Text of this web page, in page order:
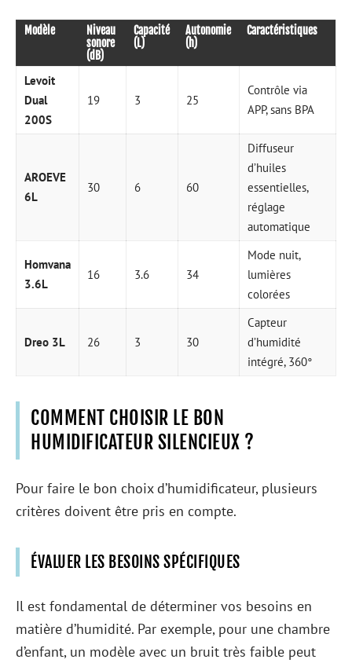
Modèle
Niveau
sonore
(dB)
Capacité
(L)
Autonomie
(h)
Caractéristiques
Levoit
Dual
200S
19 3 25
Contrôle via
APP, sans BPA
AROEVE
6L
30 6 60
Diffuseur
d’huiles
essentielles,
réglage
automatique
Homvana
3.6L
16 3.6 34
Mode nuit,
lumières
colorées
Dreo 3L 26 3 30
Capteur
d’humidité
intégré, 360°
COMMENT CHOISIR LE BON
HUMIDIFICATEUR SILENCIEUX ?
Pour faire le bon choix d’humidificateur, plusieurs
critères doivent être pris en compte.
ÉVALUER LES BESOINS SPÉCIFIQUES
Il est fondamental de déterminer vos besoins en
matière d’humidité. Par exemple, pour une chambre
d’enfant, un modèle avec un bruit très faible peut